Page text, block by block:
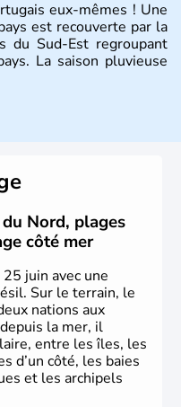
eux-mêmes ! Une
est recouverte par la
du Sud-Est regroupant
La saison pluvieuse
le portugais Cabral en
nombreux esclaves
large exploitation des
Nord, plages
côté mer
juin avec une
Sur le terrain, le
nations aux
la mer, il
entre les îles, les
d’un côté, les baies
et les archipels